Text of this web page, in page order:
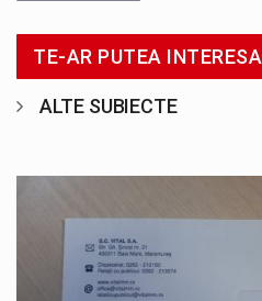
TE-AR PUTEA INTERESA
ALTE SUBIECTE